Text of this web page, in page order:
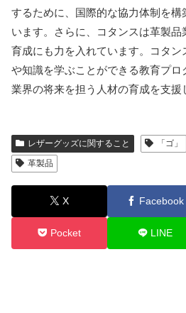
するために、国際的な協力体制を構
います。さらに、コタンスは革製
育成にも力を入れています。コタ
や知識を学ぶことができる教育プロ
業界の将来を担う人材の育成を支援
レザーグッズに関すること 「ゴ」
革製品
X Facebook
Pocket LINE